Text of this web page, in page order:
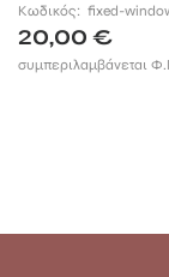
Κωδικός: fixed-
20,00 €
συμπεριλαμβάνεται